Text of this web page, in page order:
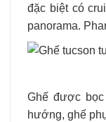
đặc biệt có
panorama.
Ghế được
hướng, ghế